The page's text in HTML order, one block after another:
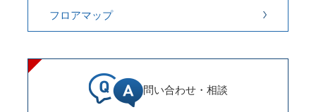
フロアマップ
問い合わせ・相談